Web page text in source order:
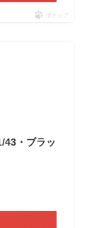
ポチップ
43・ブラッ